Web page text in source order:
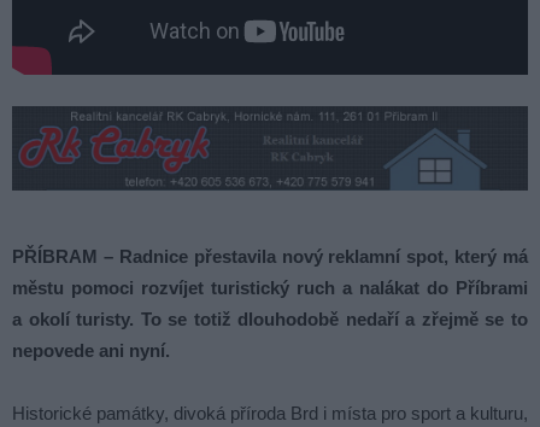
PŘÍBRAM – Radnice přestavila nový reklamní spot, který má
městu pomoci rozvíjet turistický ruch a nalákat do Příbrami
a okolí turisty. To se totiž dlouhodobě nedaří a zřejmě se to
nepovede ani nyní.
Historické památky, divoká příroda Brd i místa pro sport a kulturu,